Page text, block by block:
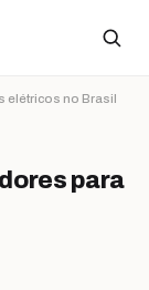
elétricos no Brasil
para